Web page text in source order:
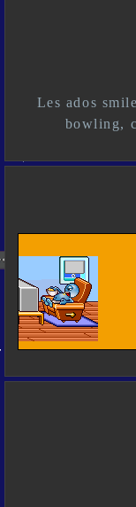
Les ados
bowling,